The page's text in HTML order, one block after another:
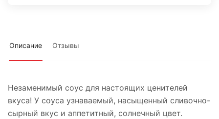
Описание Отзывы
Незаменимый соус для настоящих ценителей
вкуса! У соуса узнаваемый, насыщенный сливочно-
сырный вкус и аппетитный, солнечный цвет.